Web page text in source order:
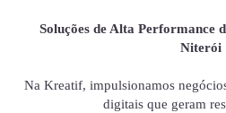
Soluções de Alta Performance
Niterói
Na Kreatif, impulsionamos
digitais que geram